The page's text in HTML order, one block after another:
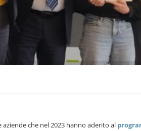
aziende che nel 2023 hanno aderito al